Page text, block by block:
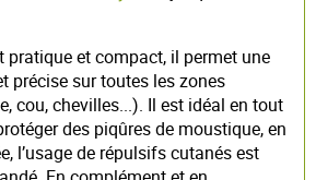
pratique et compact, il permet une
précise sur toutes les zones
cou, chevilles...). Il est idéal en tout
des piqûres de moustique, en
l’usage de répulsifs cutanés est